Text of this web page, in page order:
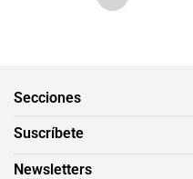
Secciones
Suscríbete
Newsletters